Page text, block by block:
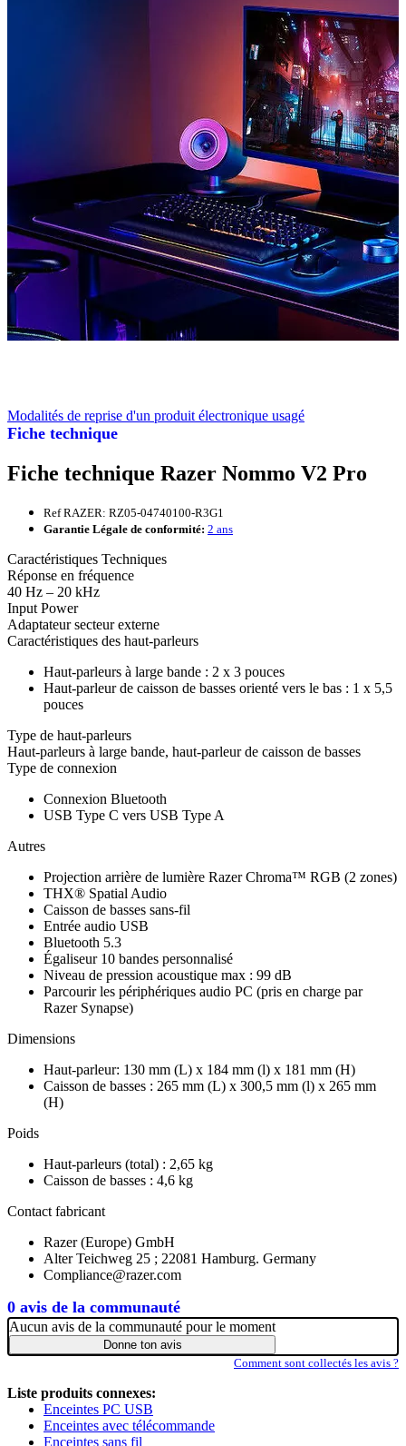
Fiche technique
0 avis de la communauté
Modalités de reprise d'un produit électronique usagé
Fiche technique Razer Nommo V2 Pro
Ref RAZER: RZ05-04740100-R3G1
Garantie Légale de conformité: 2 ans
Caractéristiques Techniques
Réponse en fréquence
40 Hz – 20 kHz
Input Power
Adaptateur secteur externe
Caractéristiques des haut-parleurs
Haut-parleurs à large bande : 2 x 3 pouces
Haut-parleur de caisson de basses orienté vers le bas : 1 x 5,5
pouces
Type de haut-parleurs
Haut-parleurs à large bande, haut-parleur de caisson de basses
Type de connexion
Connexion Bluetooth
USB Type C vers USB Type A
Autres
Projection arrière de lumière Razer Chroma™ RGB (2 zones)
THX® Spatial Audio
Caisson de basses sans-fil
Entrée audio USB
Bluetooth 5.3
Égaliseur 10 bandes personnalisé
Niveau de pression acoustique max : 99 dB
Parcourir les périphériques audio PC (pris en charge par
Razer Synapse)
Dimensions
Haut-parleur: 130 mm (L) x 184 mm (l) x 181 mm (H)
Caisson de basses : 265 mm (L) x 300,5 mm (l) x 265 mm
(H)
Poids
Haut-parleurs (total) : 2,65 kg
Caisson de basses : 4,6 kg
Contact fabricant
Razer (Europe) GmbH
Alter Teichweg 25 ; 22081 Hamburg. Germany
Compliance@razer.com
Aucun avis de la communauté pour le moment
Donne ton avis
Comment sont collectés les avis ?
Liste produits connexes:
Enceintes PC USB
Enceintes avec télécommande
Enceintes sans fil